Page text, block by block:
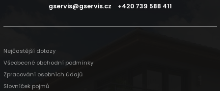
gservis@gservis.cz +420 739 588 411
Nejčastější dotazy
Všeobecné obchodní podmínky
Zpracování osobních údajů
Slovníček pojmů